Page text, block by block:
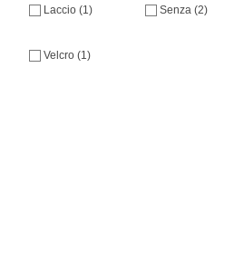
Laccio (1) Senza (2)
Velcro (1)